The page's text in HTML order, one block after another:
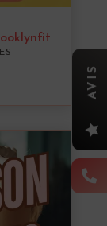


AVIS